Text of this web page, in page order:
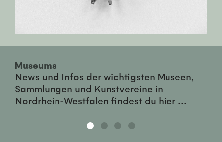
Museums
News und Infos der wichtigsten Museen,
Sammlungen und Kunstvereine in
Nordrhein-Westfalen findest du hier ...